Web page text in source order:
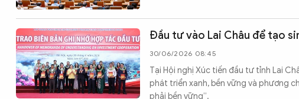
Đầu tư vào Lai Châu để tạo
30/06/2026 08:45
Tại Hội nghị Xúc tiến đầu tư tỉnh Lai
phát triển xanh, bền vững và phương
phải bền vững”.